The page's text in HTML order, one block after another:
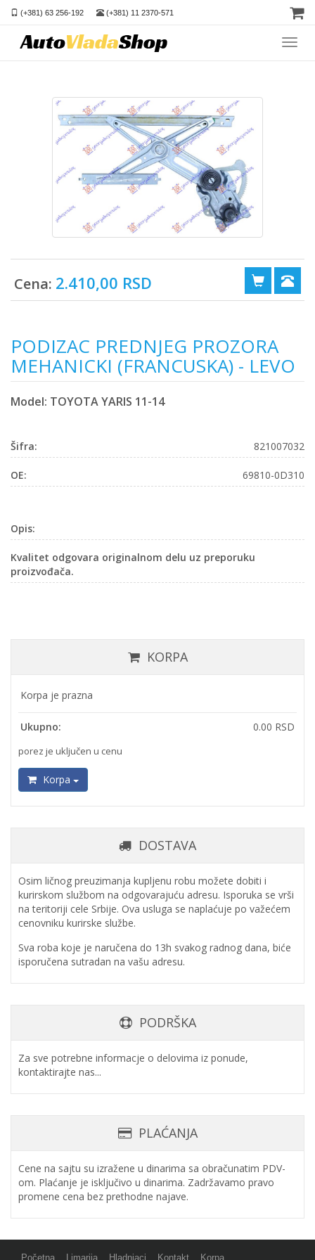
(+381) 63 256-192 (+381) 11 2370-571
Cena: 2.410,00 RSD
PODIZAC PREDNJEG PROZORA
MEHANICKI (FRANCUSKA) - LEVO
Model: TOYOTA YARIS 11-14
Šifra: 821007032
OE: 69810-0D310
Opis:
Kvalitet odgovara originalnom delu uz preporuku
proizvođača.
KORPA
Korpa je prazna
Ukupno: 0.00 RSD
porez je uključen u cenu
Korpa
DOSTAVA
Osim ličnog preuzimanja kupljenu robu možete dobiti i
kurirskom službom na odgovarajuću adresu. Isporuka se vrši
na teritoriji cele Srbije. Ova usluga se naplaćuje po važećem
cenovniku kurirske službe.
Sva roba koje je naručena do 13h svakog radnog dana, biće
isporučena sutradan na vašu adresu.
PODRŠKA
Za sve potrebne informacje o delovima iz ponude,
kontaktirajte nas...
PLAĆANJA
Cene na sajtu su izražene u dinarima sa obračunatim PDV-
om. Plaćanje je isključivo u dinarima. Zadržavamo pravo
promene cena bez prethodne najave.
Početna Limarija Hladnjaci Kontakt Korpa